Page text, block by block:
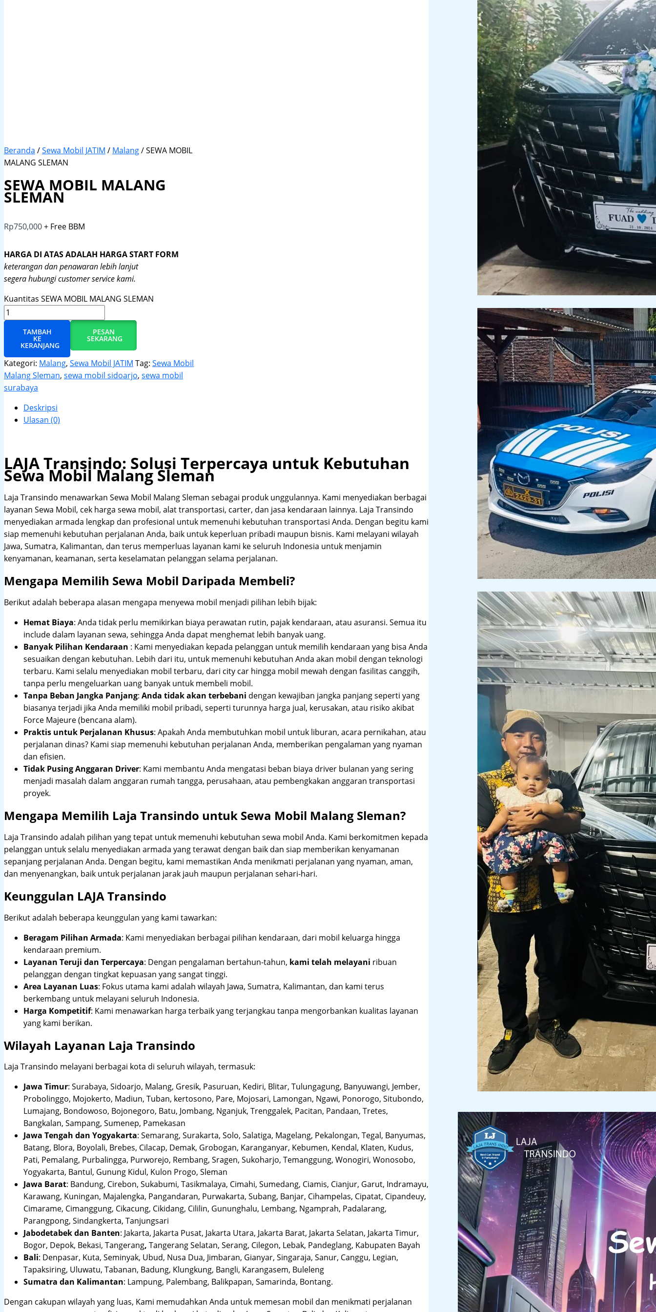
Beranda /Sewa Mobil JATIM / Malang/ SEWA MOBIL
MALANG SLEMAN
SEWA MOBIL MALANG
SLEMAN
Rp750,000+ Free BBM
HARGA DI ATAS ADALAH HARGA START FORM
keterangan dan penawaran lebih lanjut
segera hubungi customer service kami.
Kuantitas SEWA MOBIL MALANG SLEMAN
TAMBAH
KE
KERANJANG
PESAN
SEKARANG
Kategori: Malang, Sewa Mobil JATIM Tag: Sewa Mobil
Malang Sleman, sewa mobil sidoarjo, sewa mobil
surabaya
Deskripsi
Ulasan (0)
LAJA Transindo: Solusi Terpercaya untuk Kebutuhan
Sewa Mobil Malang Sleman
Laja Transindo menawarkan Sewa Mobil Malang Sleman sebagai produk unggulannya. Kami menyediakan berbagai
layanan Sewa Mobil, cek harga sewa mobil, alat transportasi, carter, dan jasa kendaraan lainnya. Laja Transindo
menyediakan armada lengkap dan profesional untuk memenuhi kebutuhan transportasi Anda. Dengan begitu kami
siap memenuhi kebutuhan perjalanan Anda, baik untuk keperluan pribadi maupun bisnis. Kami melayani wilayah
Jawa, Sumatra, Kalimantan, dan terus memperluas layanan kami ke seluruh Indonesia untuk menjamin
kenyamanan, keamanan, serta keselamatan pelanggan selama perjalanan.
Mengapa Memilih Sewa Mobil Daripada Membeli?
Berikut adalah beberapa alasan mengapa menyewa mobil menjadi pilihan lebih bijak:
Hemat Biaya: Anda tidak perlu memikirkan biaya perawatan rutin, pajak kendaraan, atau asuransi. Semua itu
include dalam layanan sewa, sehingga Anda dapat menghemat lebih banyak uang.
Banyak Pilihan Kendaraan : Kami menyediakan kepada pelanggan untuk memilih kendaraan yang bisa Anda
sesuaikan dengan kebutuhan. Lebih dari itu, untuk memenuhi kebutuhan Anda akan mobil dengan teknologi
terbaru. Kami selalu menyediakan mobil terbaru, dari city car hingga mobil mewah dengan fasilitas canggih,
tanpa perlu mengeluarkan uang banyak untuk membeli mobil.
Tanpa Beban Jangka Panjang: Anda tidak akan terbebani dengan kewajiban jangka panjang seperti yang
biasanya terjadi jika Anda memiliki mobil pribadi, seperti turunnya harga jual, kerusakan, atau risiko akibat
Force Majeure (bencana alam).
Praktis untuk Perjalanan Khusus: Apakah Anda membutuhkan mobil untuk liburan, acara pernikahan, atau
perjalanan dinas? Kami siap memenuhi kebutuhan perjalanan Anda, memberikan pengalaman yang nyaman
dan efisien.
Tidak Pusing Anggaran Driver: Kami membantu Anda mengatasi beban biaya driver bulanan yang sering
menjadi masalah dalam anggaran rumah tangga, perusahaan, atau pembengkakan anggaran transportasi
proyek.
Mengapa Memilih Laja Transindo untuk Sewa Mobil Malang Sleman?
Laja Transindo adalah pilihan yang tepat untuk memenuhi kebutuhan sewa mobil Anda. Kami berkomitmen kepada
pelanggan untuk selalu menyediakan armada yang terawat dengan baik dan siap memberikan kenyamanan
sepanjang perjalanan Anda. Dengan begitu, kami memastikan Anda menikmati perjalanan yang nyaman, aman,
dan menyenangkan, baik untuk perjalanan jarak jauh maupun perjalanan sehari-hari.
Keunggulan LAJA Transindo
Berikut adalah beberapa keunggulan yang kami tawarkan:
Beragam Pilihan Armada: Kami menyediakan berbagai pilihan kendaraan, dari mobil keluarga hingga
kendaraan premium.
Layanan Teruji dan Terpercaya: Dengan pengalaman bertahun-tahun, kami telah melayani ribuan
pelanggan dengan tingkat kepuasan yang sangat tinggi.
Area Layanan Luas: Fokus utama kami adalah wilayah Jawa, Sumatra, Kalimantan, dan kami terus
berkembang untuk melayani seluruh Indonesia.
Harga Kompetitif: Kami menawarkan harga terbaik yang terjangkau tanpa mengorbankan kualitas layanan
yang kami berikan.
Wilayah Layanan Laja Transindo
Laja Transindo melayani berbagai kota di seluruh wilayah, termasuk:
Jawa Timur: Surabaya, Sidoarjo, Malang, Gresik, Pasuruan, Kediri, Blitar, Tulungagung, Banyuwangi, Jember,
Probolinggo, Mojokerto, Madiun, Tuban, kertosono, Pare, Mojosari, Lamongan, Ngawi, Ponorogo, Situbondo,
Lumajang, Bondowoso, Bojonegoro, Batu, Jombang, Nganjuk, Trenggalek, Pacitan, Pandaan, Tretes,
Bangkalan, Sampang, Sumenep, Pamekasan
Jawa Tengah dan Yogyakarta: Semarang, Surakarta, Solo, Salatiga, Magelang, Pekalongan, Tegal, Banyumas,
Batang, Blora, Boyolali, Brebes, Cilacap, Demak, Grobogan, Karanganyar, Kebumen, Kendal, Klaten, Kudus,
Pati, Pemalang, Purbalingga, Purworejo, Rembang, Sragen, Sukoharjo, Temanggung, Wonogiri, Wonosobo,
Yogyakarta, Bantul, Gunung Kidul, Kulon Progo, Sleman
Jawa Barat: Bandung, Cirebon, Sukabumi, Tasikmalaya, Cimahi, Sumedang, Ciamis, Cianjur, Garut, Indramayu,
Karawang, Kuningan, Majalengka, Pangandaran, Purwakarta, Subang, Banjar, Cihampelas, Cipatat, Cipandeuy,
Cimarame, Cimanggung, Cikacung, Cikidang, Cililin, Gununghalu, Lembang, Ngamprah, Padalarang,
Parangpong, Sindangkerta, Tanjungsari
Jabodetabek dan Banten: Jakarta, Jakarta Pusat, Jakarta Utara, Jakarta Barat, Jakarta Selatan, Jakarta Timur,
Bogor, Depok, Bekasi, Tangerang, Tangerang Selatan, Serang, Cilegon, Lebak, Pandeglang, Kabupaten Bayah
Bali: Denpasar, Kuta, Seminyak, Ubud, Nusa Dua, Jimbaran, Gianyar, Singaraja, Sanur, Canggu, Legian,
Tapaksiring, Uluwatu, Tabanan, Badung, Klungkung, Bangli, Karangasem, Buleleng
Sumatra dan Kalimantan: Lampung, Palembang, Balikpapan, Samarinda, Bontang.
Dengan cakupan wilayah yang luas, Kami memudahkan Anda untuk memesan mobil dan menikmati perjalanan